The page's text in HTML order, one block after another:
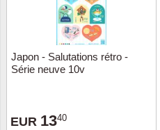
Japon - Salutations rétro -
Série neuve 10v
EUR 1340